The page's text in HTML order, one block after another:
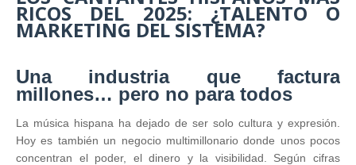
RICOS DEL 2025: ¿TALENTO O
MARKETING DEL SISTEMA?
Una industria que factura
millones… pero no para todos
La música hispana ha dejado de ser solo cultura y expresión.
Hoy es también un negocio multimillonario donde unos pocos
concentran el poder, el dinero y la visibilidad. Según cifras